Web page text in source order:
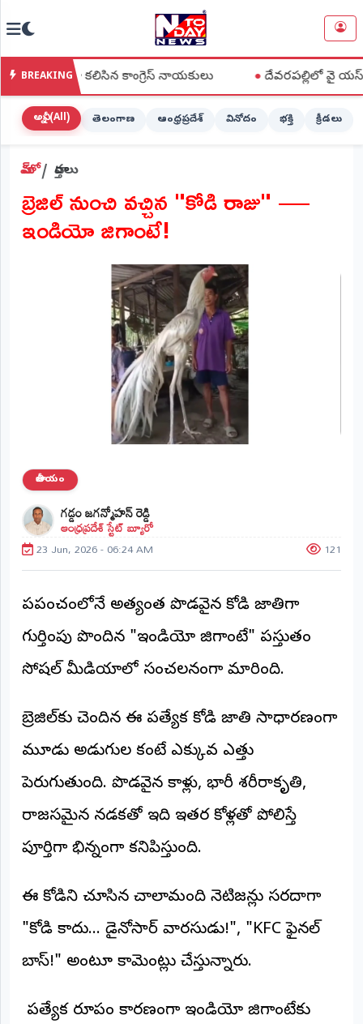
హోమ్
(Home)
STREAMING
లైవ్
టీవీ
(Live
ఆంధ్రప్రదేశ్
ప్రధాన
విభాగాలు
(MAIN)
భక్తి
క్రీడలు
జాతీయం
అంతర్జాతీయం
ఆర్టీఐ
డెస్క్
(REPORTERS
మా
రిపోర్టర్లు
రిపోర్టర్‌గా
లాగిన్
BREAKING
కలిసిన కాంగ్రెస్ నాయకులు ●దేవరపల్లిలో వై యస్ జగన్ పొగాకు
అన్నీ (All) తెలంగాణ ఆంధ్రప్రదేశ్ వినోదం భక్తి క్రీడలు
హోమ్ వార్తలు
బ్రెజిల్ నుంచి వచ్చిన "కోడి రాజు" —
ఇండియో జిగాంటే!
జాతీయం
గడ్డం జగన్మోహన్ రెడ్డి
ఆంధ్రప్రదేశ్ స్టేట్ బ్యూరో
23 Jun, 2026 - 06:24 AM 121
ప్రపంచంలోనే అత్యంత పొడవైన కోడి జాతిగా
గుర్తింపు పొందిన "ఇండియో జిగాంటే" ప్రస్తుతం
సోషల్ మీడియాలో సంచలనంగా మారింది.
బ్రెజిల్‌కు చెందిన ఈ ప్రత్యేక కోడి జాతి సాధారణంగా
మూడు అడుగుల కంటే ఎక్కువ ఎత్తు
పెరుగుతుంది. పొడవైన కాళ్లు, భారీ శరీరాకృతి,
రాజసమైన నడకతో ఇది ఇతర కోళ్లతో పోలిస్తే
పూర్తిగా భిన్నంగా కనిపిస్తుంది.
ఈ కోడిని చూసిన చాలామంది నెటిజన్లు సరదాగా
"కోడి కాదు... డైనోసార్ వారసుడు!", "KFC ఫైనల్
బాస్!" అంటూ కామెంట్లు చేస్తున్నారు.
ప్రత్యేక రూపం కారణంగా ఇండియో జిగాంటేకు